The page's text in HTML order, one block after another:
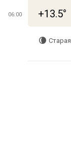
06:00 +13.5°